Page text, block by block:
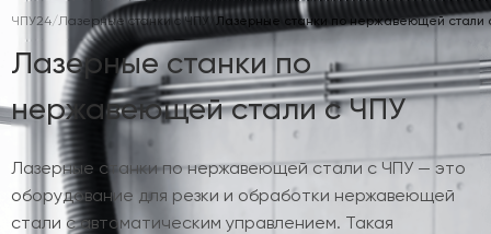
ЧПУ24/Лазерные станки с ЧПУ/Лазерные станки по нержавеющей стали
Лазерные станки по
нержавеющей стали с ЧПУ
Лазерные станки по нержавеющей стали с ЧПУ — это
оборудование для резки и обработки нержавеющей
стали с автоматическим управлением. Такая